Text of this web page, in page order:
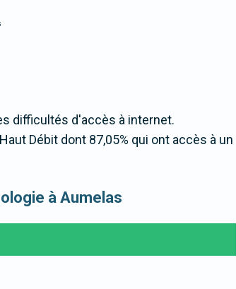
difficultés d'accès à internet.
Débit dont 87,05% qui ont accès à un
à Aumelas